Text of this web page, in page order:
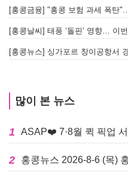
[홍콩날씨] 태풍 ‘돌핀’ 영향… 이
많이 본 뉴스
1 ASAP❤️ 7·8월 퀵 픽업
2 홍콩뉴스 2026-8-6 (목)